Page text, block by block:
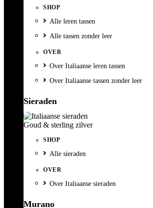
SHOP
Alle leren tassen
Alle tassen zonder leer
OVER
Over Italiaanse leren tassen
Over Italiaanse tassen zonder leer
Sieraden
Goud & sterling zilver
SHOP
Alle sieraden
OVER
Over Italiaanse sieraden
Murano